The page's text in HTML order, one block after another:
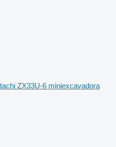
ZX33U-6 miniexcavadora